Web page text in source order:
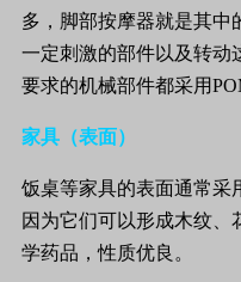
多，脚部按摩器就是其中
一定刺激的部件以及转动
要求的机械部件都采用
家具（表面）
饭桌等家具的表面通常采
因为它们可以形成木纹、
学药品，性质优良。